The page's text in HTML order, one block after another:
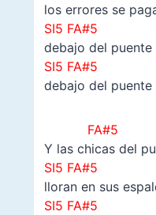
los errores se
SI5 FA#5
debajo del
SI5 FA#5
debajo del puente
FA#5
Y las chicas del
SI5 FA#5
lloran en sus
SI5 FA#5